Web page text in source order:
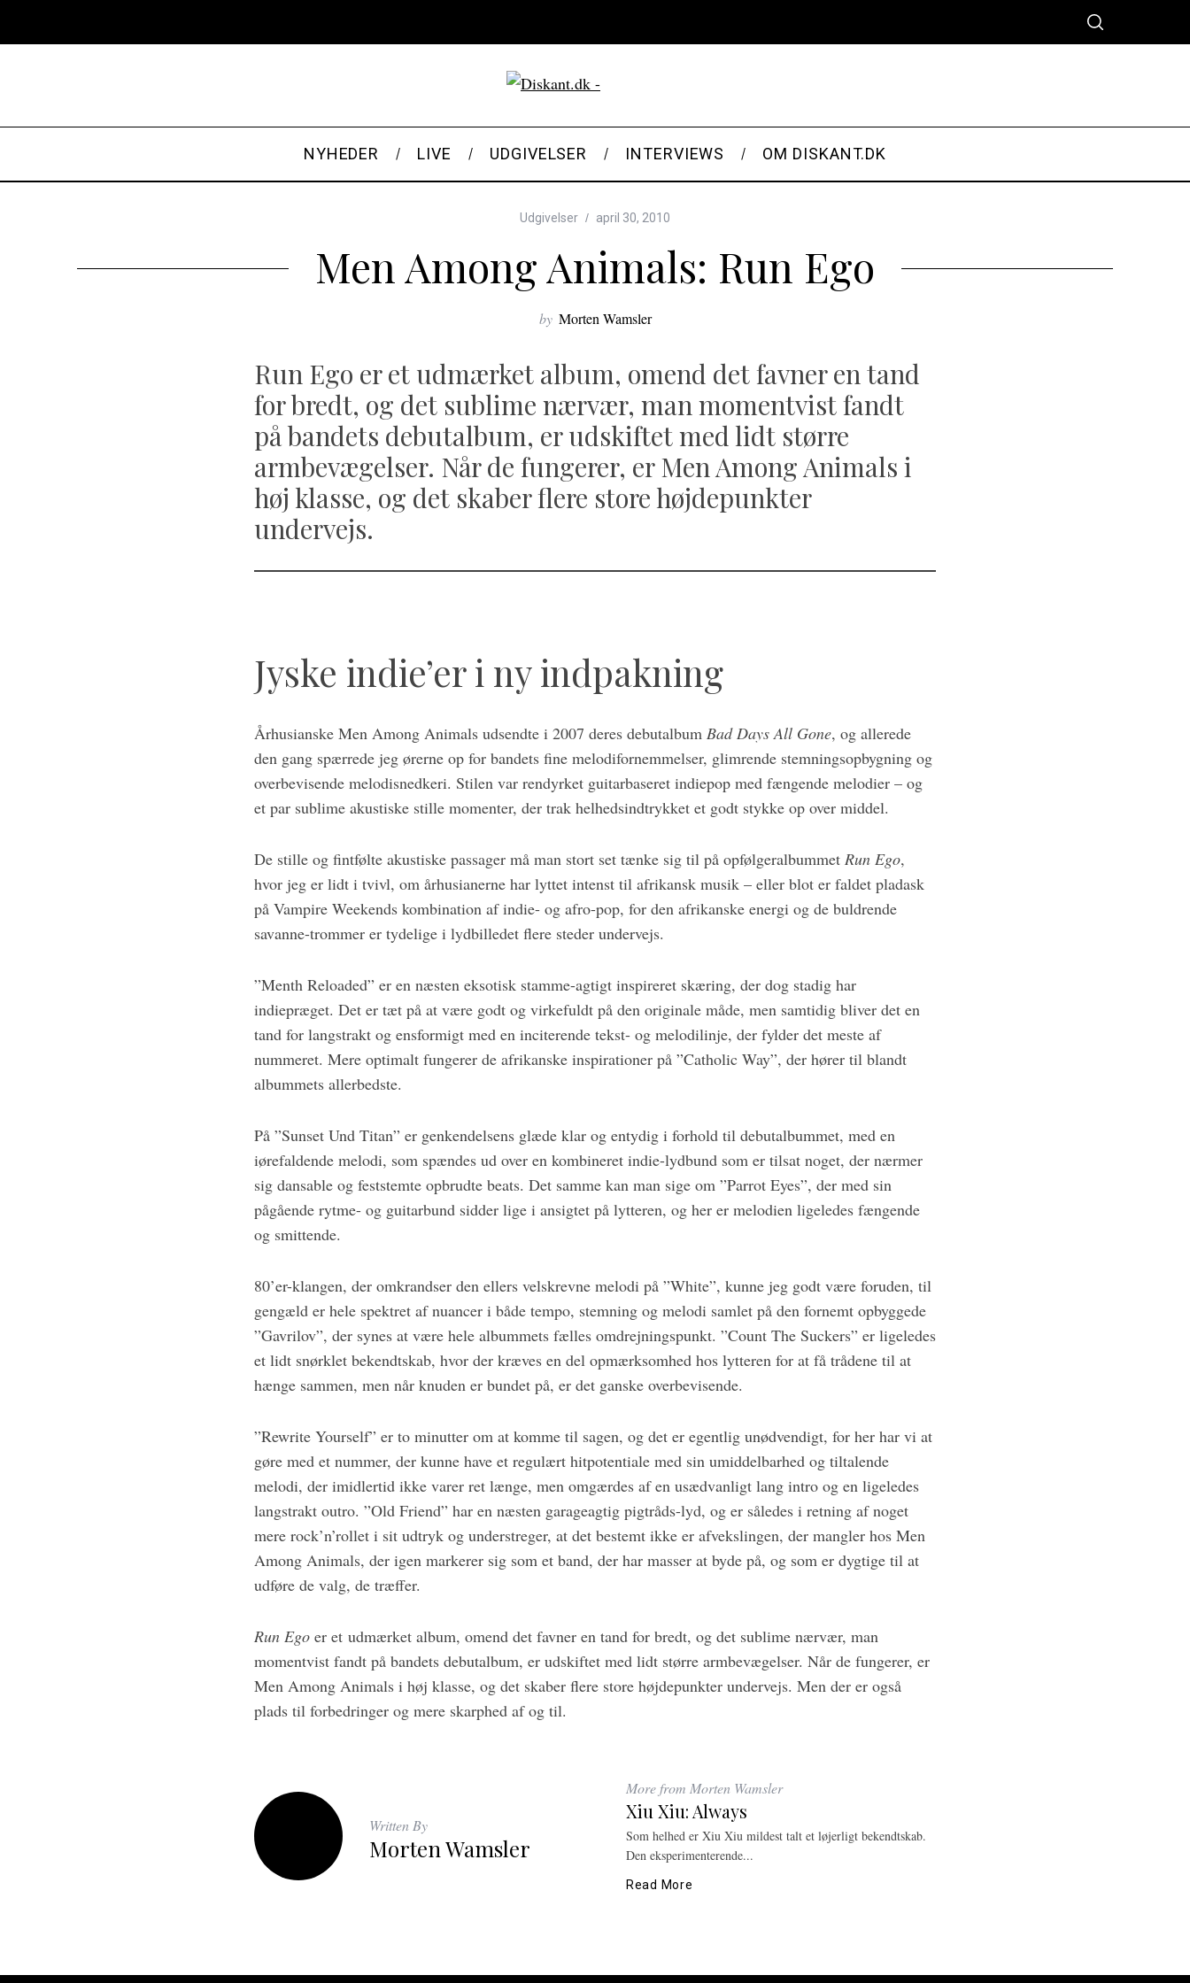
NYHEDER LIVE UDGIVELSER INTERVIEWS OM DISKANT.DK
Udgivelser april 30, 2010
Men Among Animals: Run Ego
by Morten Wamsler
Run Ego er et udmærket album, omend det favner en tand
for bredt, og det sublime nærvær, man momentvist fandt
på bandets debutalbum, er udskiftet med lidt større
armbevægelser. Når de fungerer, er Men Among Animals i
høj klasse, og det skaber flere store højdepunkter
undervejs.
Jyske indie’er i ny indpakning
Århusianske Men Among Animals udsendte i 2007 deres debutalbum Bad Days All Gone, og allerede
den gang spærrede jeg ørerne op for bandets fine melodifornemmelser, glimrende stemningsopbygning og
overbevisende melodisnedkeri. Stilen var rendyrket guitarbaseret indiepop med fængende melodier – og
et par sublime akustiske stille momenter, der trak helhedsindtrykket et godt stykke op over middel.
De stille og fintfølte akustiske passager må man stort set tænke sig til på opfølgeralbummet Run Ego,
hvor jeg er lidt i tvivl, om århusianerne har lyttet intenst til afrikansk musik – eller blot er faldet pladask
på Vampire Weekends kombination af indie- og afro-pop, for den afrikanske energi og de buldrende
savanne-trommer er tydelige i lydbilledet flere steder undervejs.
”Menth Reloaded” er en næsten eksotisk stamme-agtigt inspireret skæring, der dog stadig har
indiepræget. Det er tæt på at være godt og virkefuldt på den originale måde, men samtidig bliver det en
tand for langstrakt og ensformigt med en inciterende tekst- og melodilinje, der fylder det meste af
nummeret. Mere optimalt fungerer de afrikanske inspirationer på ”Catholic Way”, der hører til blandt
albummets allerbedste.
På ”Sunset Und Titan” er genkendelsens glæde klar og entydig i forhold til debutalbummet, med en
iørefaldende melodi, som spændes ud over en kombineret indie-lydbund som er tilsat noget, der nærmer
sig dansable og feststemte opbrudte beats. Det samme kan man sige om ”Parrot Eyes”, der med sin
pågående rytme- og guitarbund sidder lige i ansigtet på lytteren, og her er melodien ligeledes fængende
og smittende.
80’er-klangen, der omkrandser den ellers velskrevne melodi på ”White”, kunne jeg godt være foruden, til
gengæld er hele spektret af nuancer i både tempo, stemning og melodi samlet på den fornemt opbyggede
”Gavrilov”, der synes at være hele albummets fælles omdrejningspunkt. ”Count The Suckers” er ligeledes
et lidt snørklet bekendtskab, hvor der kræves en del opmærksomhed hos lytteren for at få trådene til at
hænge sammen, men når knuden er bundet på, er det ganske overbevisende.
”Rewrite Yourself” er to minutter om at komme til sagen, og det er egentlig unødvendigt, for her har vi at
gøre med et nummer, der kunne have et regulært hitpotentiale med sin umiddelbarhed og tiltalende
melodi, der imidlertid ikke varer ret længe, men omgærdes af en usædvanligt lang intro og en ligeledes
langstrakt outro. ”Old Friend” har en næsten garageagtig pigtråds-lyd, og er således i retning af noget
mere rock’n’rollet i sit udtryk og understreger, at det bestemt ikke er afvekslingen, der mangler hos Men
Among Animals, der igen markerer sig som et band, der har masser at byde på, og som er dygtige til at
udføre de valg, de træffer.
Run Ego er et udmærket album, omend det favner en tand for bredt, og det sublime nærvær, man
momentvist fandt på bandets debutalbum, er udskiftet med lidt større armbevægelser. Når de fungerer, er
Men Among Animals i høj klasse, og det skaber flere store højdepunkter undervejs. Men der er også
plads til forbedringer og mere skarphed af og til.
Written By
Morten Wamsler
More from Morten Wamsler
Xiu Xiu: Always
Som helhed er Xiu Xiu mildest talt et løjerligt bekendtskab.
Den eksperimenterende...
Read More